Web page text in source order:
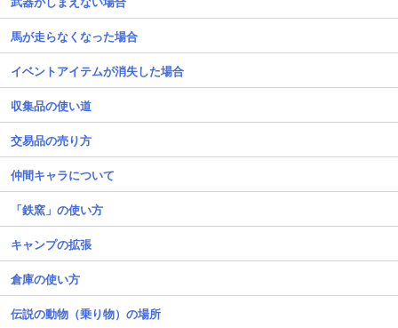
馬が走らなくなった場合
イベントアイテムが消失した場合
収集品の使い道
交易品の売り方
仲間キャラについて
「鉄窯」の使い方
キャンプの拡張
倉庫の使い方
伝説の動物（乗り物）の場所